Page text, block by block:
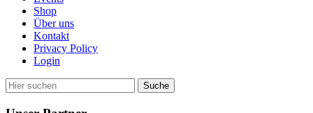
Shop
Über uns
Kontakt
Privacy Policy
Login